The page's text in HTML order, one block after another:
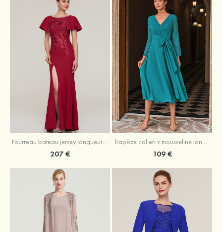
207 € 109 €